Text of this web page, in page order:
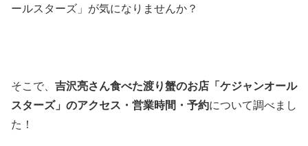
ールスターズ」が気になりませんか？
そこで、 吉沢亮さん食べた渡り蟹のお店「ケジャンオール
スターズ」のアクセス・営業時間・予約について調べまし
た！